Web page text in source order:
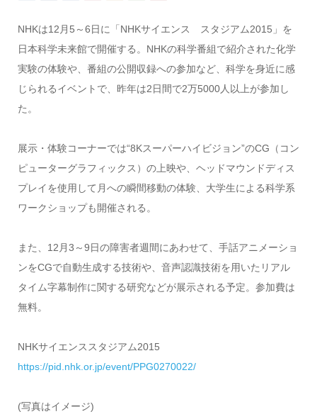
NHKは12月5～6日に「NHKサイエンス スタジアム2015」を
日本科学未来館で開催する。NHKの科学番組で紹介された化学
実験の体験や、番組の公開収録への参加など、科学を身近に感
じられるイベントで、昨年は2日間で2万5000人以上が参加し
た。
展示・体験コーナーでは“8Kスーパーハイビジョン”のCG（コン
ピューターグラフィックス）の上映や、ヘッドマウンドディス
プレイを使用して月への瞬間移動の体験、大学生による科学系
ワークショップも開催される。
また、12月3～9日の障害者週間にあわせて、手話アニメーショ
ンをCGで自動生成する技術や、音声認識技術を用いたリアル
タイム字幕制作に関する研究などが展示される予定。参加費は
無料。
NHKサイエンススタジアム2015
https://pid.nhk.or.jp/event/PPG0270022/
(写真はイメージ)